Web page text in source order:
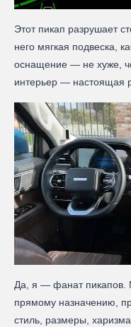
Этот пикап разрушает
него мягкая подвеска,
оснащение — не хуже,
интерьер — настоящая
Да, я — фанат пикапов.
прямому назначению,
стиль, размеры,